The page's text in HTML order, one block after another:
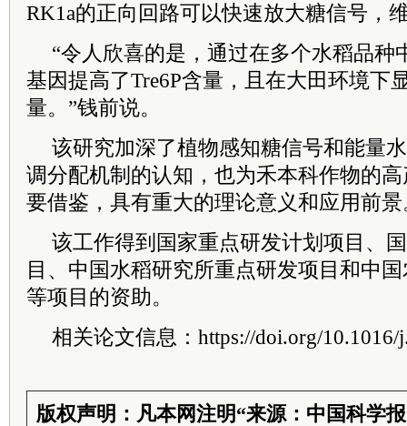
RK1a的正向回路可以快速放大糖信号，
“令人欣喜的是，通过在多个水稻品种
基因提高了Tre6P含量，且在大田环境下
量。”钱前说。
该研究加深了植物感知糖信号和能量
调分配机制的认知，也为禾本科作物的
要借鉴，具有重大的理论意义和应用前景
该工作得到国家重点研发计划项目、
目、中国水稻研究所重点研发项目和中
等项目的资助。
相关论文信息：https://doi.org/10.1016/
版权声明：凡本网注明“来源：中国科学